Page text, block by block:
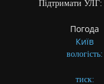
Підтримати УЛГ:
Погода
Київ
вологість:
тиск: